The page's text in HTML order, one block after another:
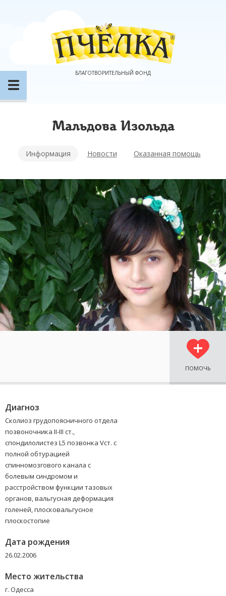
БЛАГОТВОРИТЕЛЬНЫЙ ФОНД
Мальдова Изольда
Информация Новости Оказанная помощь
ПОМОЧЬ
Диагноз
Сколиоз грудопоясничного отдела
позвоночника II-III ст.,
спондилолистез L5 позвонка Vст. с
полной обтурацией
спинномозгового канала с
болевым синдромом и
расстройством функции тазовых
органов, вальгусная деформация
голеней, плосковальгусное
плоскостопие
Дата рождения
26.02.2006
Место жительства
г. Одесса